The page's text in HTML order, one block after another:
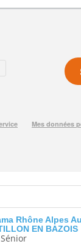
Rhône Alpes
EN BAZOIS